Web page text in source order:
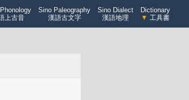
上古音
Sino Paleography
漢語古文字
Sino Dialect
漢語地理
Dictionary
▼ 工具書